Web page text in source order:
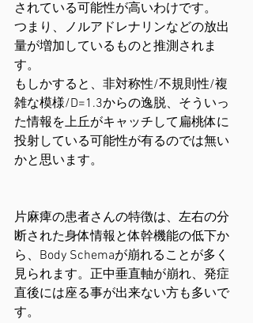
されている可能性が高いわけです。
つまり、ノルアドレナリンなどの放出
量が増加しているものと推測されま
す。
もしかすると、非対称性/不規則性/複
雑な模様/D=1.3からの逸脱、そういっ
た情報を上丘がキャッチして扁桃体に
投射している可能性が有るのでは無い
かと思います。
片麻痺の患者さんの特徴は、左右の分
断された身体情報と体幹機能の低下か
ら、Body Schemaが崩れることが多く
見られます。正中垂直軸が崩れ、発症
直後には座る事が出来ない方も多いで
す。